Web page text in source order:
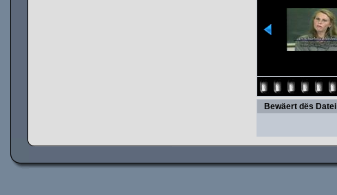
Bewäert dës Datei